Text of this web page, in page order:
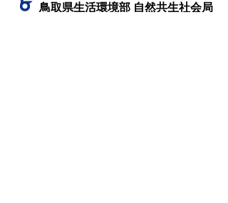
ッ
鳥取県生活環境部 自然共生社会局